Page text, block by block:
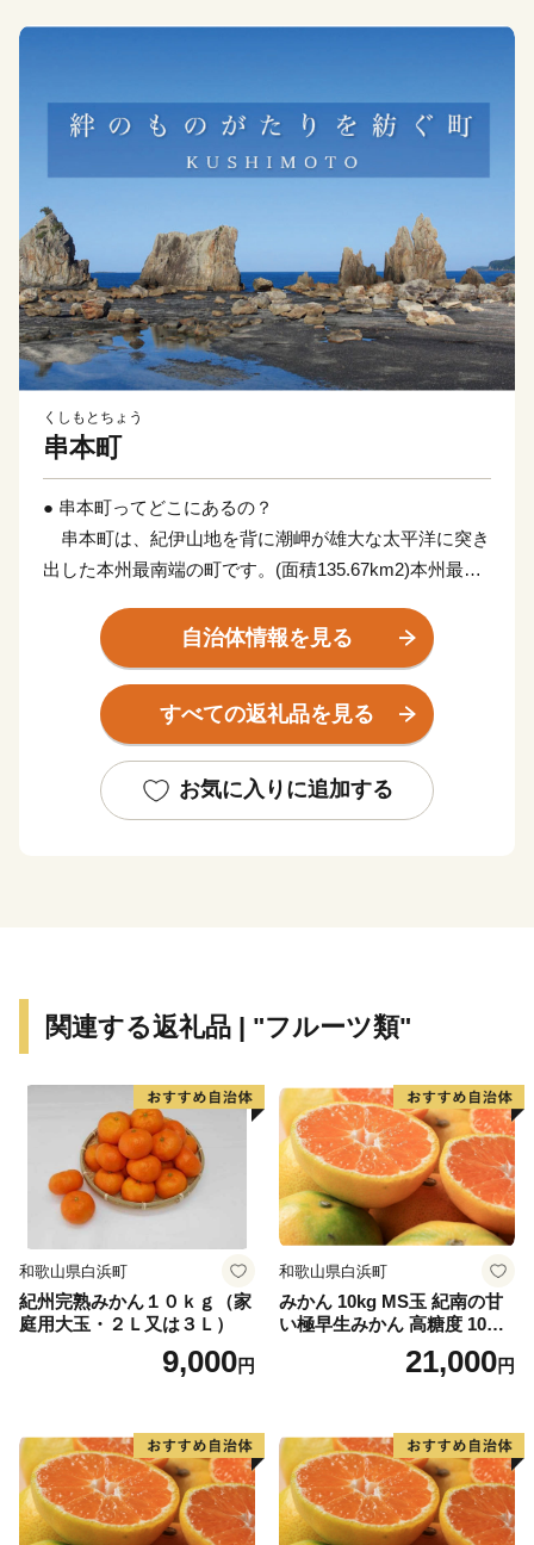
くしもとちょう
串本町
● 串本町ってどこにあるの？
串本町は、紀伊山地を背に潮岬が雄大な太平洋に突き
出した本州最南端の町です。(面積135.67km2)本州最南
は、東京の八丈島とほぼ同緯度に位置します。茫々たる
太平洋に面し、東西に長く延びた海岸線はこの地方の特
色であるリアス式海岸で、奇岩・怪石の雄大な自然美に
恵まれ、吉野熊野国立公園および枯木灘県立自然公園の
黒潮の恵みを受けて、年間平均気温17℃前後と気候は
浮かんでおり、平成11年9月のくしもと大橋開通により
● 世界最北のサンゴの海
串本は北緯33度30分という位置にあり、本来、海藻
の茂る温帯の海に属します。しかし、南から暖かい水を
運んでくる黒潮の働きによって串本の海は常に暖めら
れ、南の海と同様のサンゴ群落が形成されています。世
界でもっとも北にあるサンゴの海、それが紀伊半島の先
端にある串本の海なのです。
また、串本の海は暖かい海と冷たい海の接するところ
ての暖かいシーズンは沖縄やフィリピンなどとよく似た
サンゴ中心の景観を見せますが、冬からは海藻が生い茂
り、温帯的景観と熱帯的景観が混じる珍しい景観を見せ
ます。このような環境は世界的に見てもたいへん珍しい
自治体情報を見る
すべての返礼品を見る
お気に入りに追加する
関連する返礼品 | "フルーツ類"
和歌山県白浜町
紀州完熟みかん１０ｋｇ（家
庭用大玉・２Ｌ又は３Ｌ）
9,000円
和歌山県白浜町
みかん 10kg MS玉 紀南の甘
い極早生みかん 高糖度 10月
以降発送 マルチ被覆栽培
21,000円